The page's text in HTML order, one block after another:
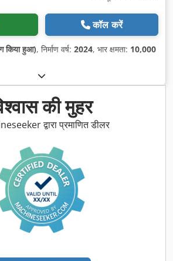
कॉल करें
किया हुआ), निर्माण वर्ष: 2024, भार क्षमता: 10,000
की मुहर
द्वारा प्रमाणित डीलर